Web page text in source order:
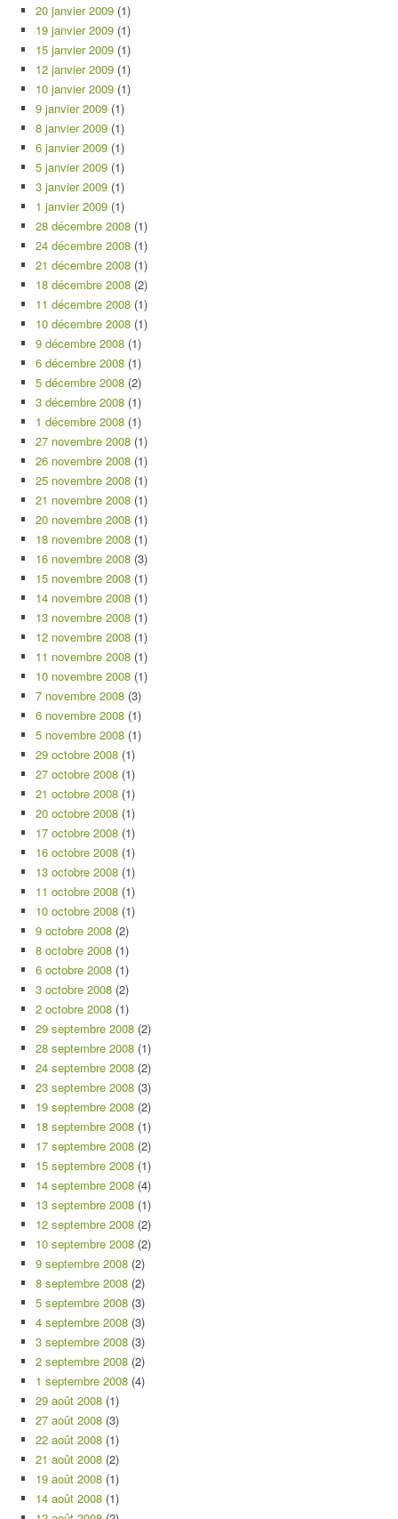
20 janvier 2009 (1)
19 janvier 2009 (1)
15 janvier 2009 (1)
12 janvier 2009 (1)
10 janvier 2009 (1)
9 janvier 2009 (1)
8 janvier 2009 (1)
6 janvier 2009 (1)
5 janvier 2009 (1)
3 janvier 2009 (1)
1 janvier 2009 (1)
28 décembre 2008 (1)
24 décembre 2008 (1)
21 décembre 2008 (1)
18 décembre 2008 (2)
11 décembre 2008 (1)
10 décembre 2008 (1)
9 décembre 2008 (1)
6 décembre 2008 (1)
5 décembre 2008 (2)
3 décembre 2008 (1)
1 décembre 2008 (1)
27 novembre 2008 (1)
26 novembre 2008 (1)
25 novembre 2008 (1)
21 novembre 2008 (1)
20 novembre 2008 (1)
18 novembre 2008 (1)
16 novembre 2008 (3)
15 novembre 2008 (1)
14 novembre 2008 (1)
13 novembre 2008 (1)
12 novembre 2008 (1)
11 novembre 2008 (1)
10 novembre 2008 (1)
7 novembre 2008 (3)
6 novembre 2008 (1)
5 novembre 2008 (1)
29 octobre 2008 (1)
27 octobre 2008 (1)
21 octobre 2008 (1)
20 octobre 2008 (1)
17 octobre 2008 (1)
16 octobre 2008 (1)
13 octobre 2008 (1)
11 octobre 2008 (1)
10 octobre 2008 (1)
9 octobre 2008 (2)
8 octobre 2008 (1)
6 octobre 2008 (1)
3 octobre 2008 (2)
2 octobre 2008 (1)
29 septembre 2008 (2)
28 septembre 2008 (1)
24 septembre 2008 (2)
23 septembre 2008 (3)
19 septembre 2008 (2)
18 septembre 2008 (1)
17 septembre 2008 (2)
15 septembre 2008 (1)
14 septembre 2008 (4)
13 septembre 2008 (1)
12 septembre 2008 (2)
10 septembre 2008 (2)
9 septembre 2008 (2)
8 septembre 2008 (2)
5 septembre 2008 (3)
4 septembre 2008 (3)
3 septembre 2008 (3)
2 septembre 2008 (2)
1 septembre 2008 (4)
29 août 2008 (1)
27 août 2008 (3)
22 août 2008 (1)
21 août 2008 (2)
19 août 2008 (1)
14 août 2008 (1)